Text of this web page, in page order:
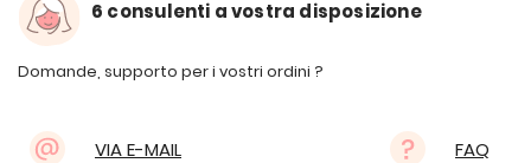
6 consulenti a vostra disposizione
Domande, supporto per i vostri ordini ?
VIA E-MAIL FAQ